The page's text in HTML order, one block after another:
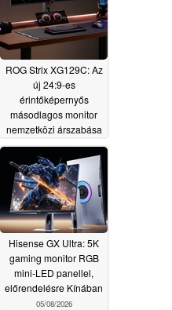
ROG Strix XG129C: Az
új 24:9-es
érintőképernyős
másodlagos monitor
nemzetközi árszabása
05/12/2026
Hisense GX Ultra: 5K
gaming monitor RGB
mini-LED panellel,
előrendelésre Kínában
05/08/2026